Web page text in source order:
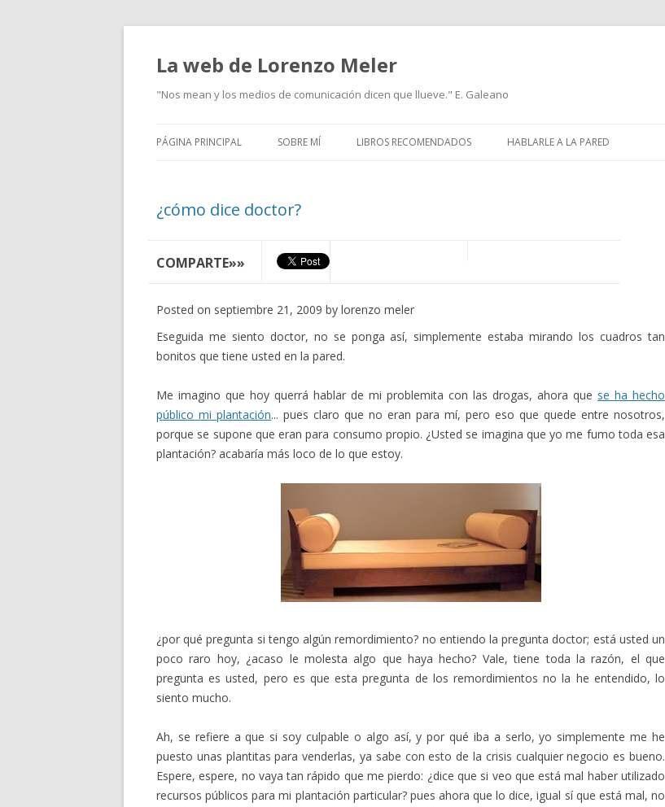
La web de Lorenzo Meler
"Nos mean y los medios de comunicación dicen que llueve." E. Galeano
PÁGINA PRINCIPAL SOBRE MÍ LIBROS RECOMENDADOS HABLARLE A LA PARED
¿cómo dice doctor?
COMPARTE»»
Posted on septiembre 21, 2009 by lorenzo meler
Eseguida me siento doctor, no se ponga así, simplemente estaba mirando los cuadros tan
bonitos que tiene usted en la pared.
Me imagino que hoy querrá hablar de mi problemita con las drogas, ahora que se ha hecho
público mi plantación... pues claro que no eran para mí, pero eso que quede entre nosotros,
porque se supone que eran para consumo propio. ¿Usted se imagina que yo me fumo toda esa
plantación? acabaría más loco de lo que estoy.
¿por qué pregunta si tengo algún remordimiento? no entiendo la pregunta doctor; está usted un
poco raro hoy, ¿acaso le molesta algo que haya hecho? Vale, tiene toda la razón, el que
pregunta es usted, pero es que esta pregunta de los remordimientos no la he entendido, lo
siento mucho.
Ah, se refiere a que si soy culpable o algo así, y por qué iba a serlo, yo simplemente me he
puesto unas plantitas para venderlas, ya sabe con esto de la crisis cualquier negocio es bueno.
Espere, espere, no vaya tan rápido que me pierdo: ¿dice que si veo que está mal haber utilizado
recursos públicos para mi plantación particular? pues ahora que lo dice, igual sí que está mal, no